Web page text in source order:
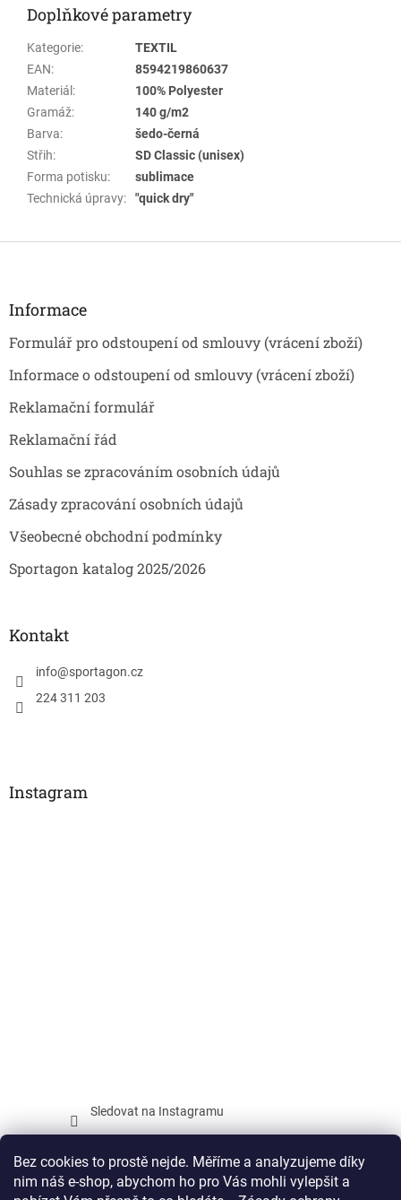
Bez cookies to prostě nejde. Měříme a analyzujeme díky
nim náš e-shop, abychom ho pro Vás mohli vylepšit a
Doplňkové parametry
Kategorie:
TEXTIL
EAN:
8594219860637
Materiál :
100% Polyester
Gramáž:
140 g/m2
Barva:
šedo-černá
Střih:
SD Classic (unisex)
Forma potisku:
sublimace
Technická úpravy: "quick dry"
Informace
Formulář pro odstoupení od smlouvy (vrácení zboží)
Informace o odstoupení od smlouvy (vrácení zboží)
Reklamační formulář
Reklamační řád
Souhlas se zpracováním osobních údajů
Zásady zpracování osobních údajů
Všeobecné obchodní podmínky
Sportagon katalog 2025/2026
Kontakt
info@sportagon.cz
224 311 203
Instagram
Sledovat na Instagramu
Facebook